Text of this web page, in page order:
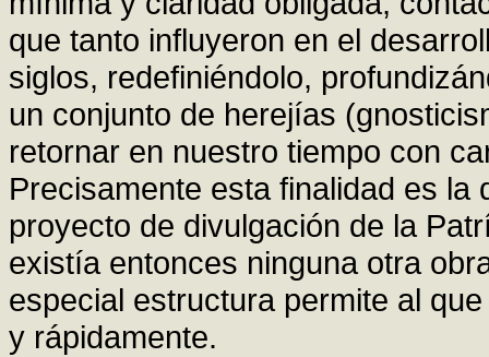
que tanto influyeron en el
siglos, redefiniéndolo,
un conjunto de herejías
retornar en nuestro tiempo con
Precisamente esta finalidad es
proyecto de divulgación de la
existía entonces ninguna otra
especial estructura permite al
y rápidamente.